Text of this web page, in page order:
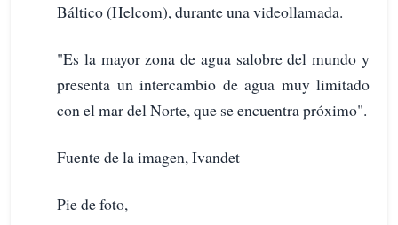
Báltico (Helcom), durante una videollamada.
"Es la mayor zona de agua salobre del mundo y
presenta un intercambio de agua muy limitado
con el mar del Norte, que se encuentra próximo".
Fuente de la imagen, Ivandet
Pie de foto,